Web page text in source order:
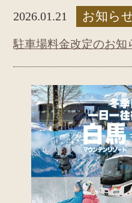
2026.01.21 お知ら
駐車場料金改定のお知